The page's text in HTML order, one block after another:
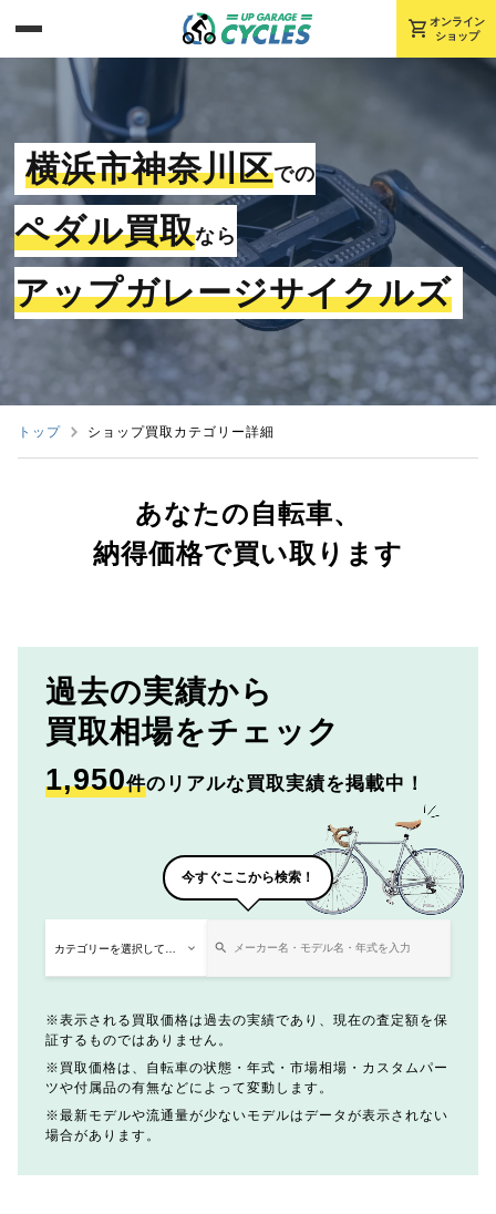
shopping_cart オンライン
ショップ
横浜市神奈川区での
ペダル買取なら
アップガレージサイクルズ
トップ ショップ買取カテゴリー詳細
あなたの自転車、
納得価格で買い取ります
過去の実績から
買取相場をチェック
1,950件のリアルな買取実績を掲載中！
今すぐここから検索！
表示される買取価格は過去の実績であり、現在の査定額を保
証するものではありません。
買取価格は、自転車の状態・年式・市場相場・カスタムパー
ツや付属品の有無などによって変動します。
最新モデルや流通量が少ないモデルはデータが表示されない
場合があります。